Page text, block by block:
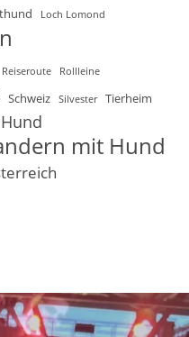
Loch Lomond
Reiseroute Rollleine
Schweiz Silvester Tierheim
mit Hund